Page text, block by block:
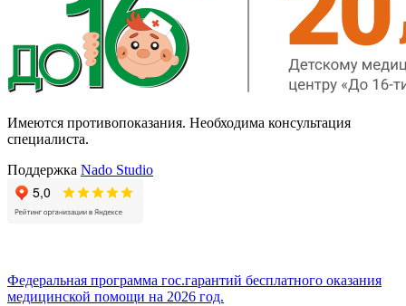
Имеются противопоказания. Необходима консультация
специалиста.
Поддержка Nado Studio
Федеральная программа гос.гарантий бесплатного оказания
медицинской помощи на 2026 год.